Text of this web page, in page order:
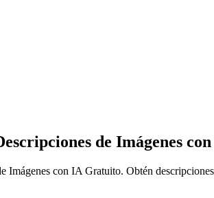
de Imágenes
con IA Gratuito. Obtén